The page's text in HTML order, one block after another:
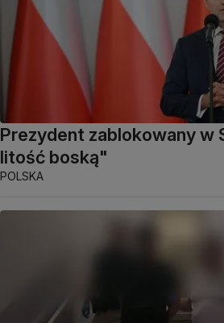
Prezydent zablokowany w
litość boską"
POLSKA